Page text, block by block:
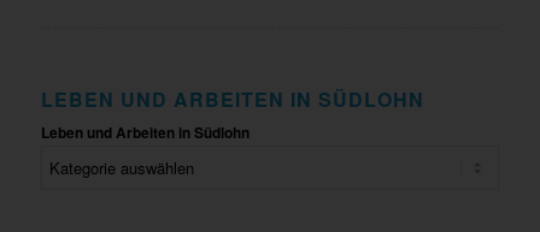
LEBEN UND ARBEITEN IN SÜDLOHN
Leben und Arbeiten in Südlohn